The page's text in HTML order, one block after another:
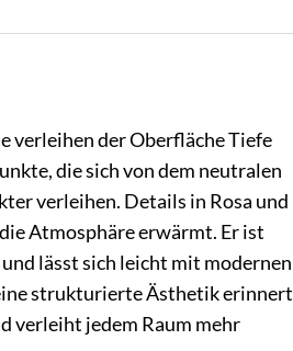
verleihen der Oberfläche Tiefe
die sich von dem neutralen
verleihen. Details in Rosa und
Atmosphäre erwärmt. Er ist
lässt sich leicht mit modernen
strukturierte Ästhetik erinnert
verleiht jedem Raum mehr